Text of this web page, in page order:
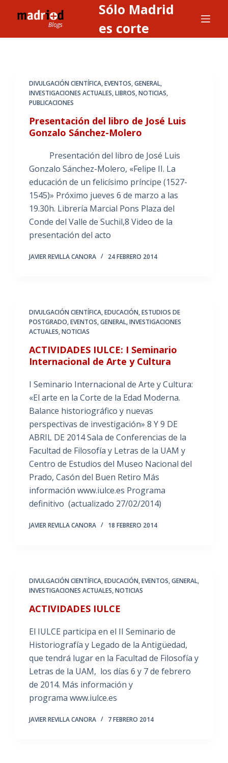
l
Sólo Madrid
es corte
DIVULGACIÓN CIENTÍFICA,EVENTOS,GENERAL,
INVESTIGACIONES ACTUALES,LIBROS,NOTICIAS,
PUBLICACIONES
Presentación del libro de José Luis
Gonzalo Sánchez-Molero
Presentación del libro de José Luis
Gonzalo Sánchez-Molero, «Felipe II. La
educación de un felicísimo príncipe (1527-
1545)» Próximo jueves 6 de marzo a las
19.30h. Librería Marcial Pons Plaza del
Conde del Valle de Suchil,8 Video de la
presentación del acto
JAVIER REVILLA CANORA 24 FEBRERO 2014
DIVULGACIÓN CIENTÍFICA,EDUCACIÓN,ESTUDIOS DE
POSTGRADO,EVENTOS,GENERAL,INVESTIGACIONES
ACTUALES,NOTICIAS
ACTIVIDADES IULCE: I Seminario
Internacional de Arte y Cultura
I Seminario Internacional de Arte y Cultura:
«El arte en la Corte de la Edad Moderna.
Balance historiográfico y nuevas
perspectivas de investigación» 8 Y 9 DE
ABRIL DE 2014 Sala de Conferencias de la
Facultad de Filosofía y Letras de la UAM y
Centro de Estudios del Museo Nacional del
Prado, Casón del Buen Retiro Más
información www.iulce.es Programa
definitivo (actualizado 27/02/2014)
JAVIER REVILLA CANORA 18 FEBRERO 2014
DIVULGACIÓN CIENTÍFICA,EDUCACIÓN,EVENTOS,GENERAL,
INVESTIGACIONES ACTUALES,NOTICIAS
ACTIVIDADES IULCE
El IULCE participa en el II Seminario de
Historiografía y Legado de la Antigüedad,
que tendrá lugar en la Facultad de Filosofía y
Letras de la UAM, los días 6 y 7 de febrero
de 2014. Más información y
programa www.iulce.es
JAVIER REVILLA CANORA 7 FEBRERO 2014